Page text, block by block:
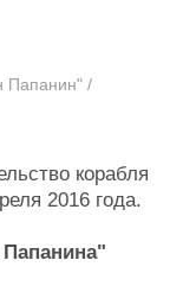
Папанин" /
корабля
2016 года.